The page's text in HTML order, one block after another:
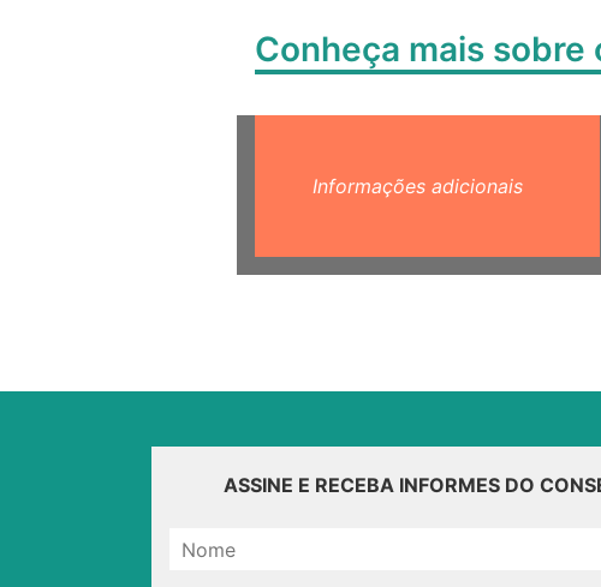
Conheça mais sobre
Informações adicionais
ASSINE E RECEBA INFORMES DO